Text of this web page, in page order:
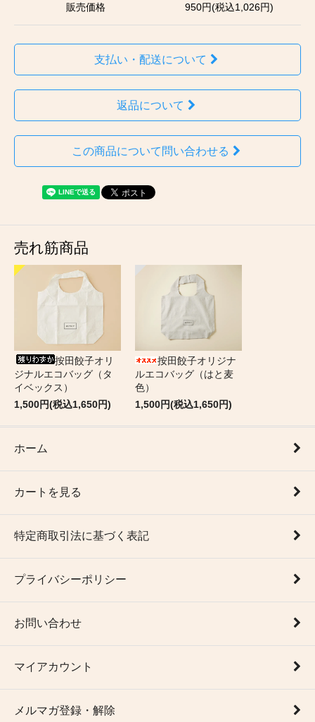
販売価格 950円(税込1,026円)
支払い・配送について
返品について
この商品について問い合わせる
売れ筋商品
按田餃子オリ
ジナルエコバッグ（タ
イベックス）
1,500円(税込1,650円)
按田餃子オリジナ
ルエコバッグ（はと麦
色）
1,500円(税込1,650円)
ホーム
カートを見る
特定商取引法に基づく表記
プライバシーポリシー
お問い合わせ
マイアカウント
メルマガ登録・解除